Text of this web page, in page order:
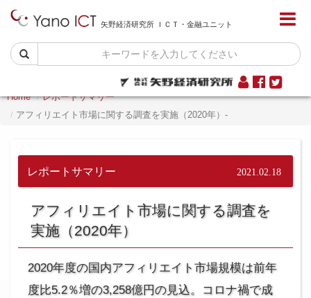
矢野経済研究所 ＩＣＴ・金融ユニット
Home
レポートサマリー
アフィリエイト市場に関する調査を実施（2020年）-
レポートサマリー 2021.02.18
アフィリエイト市場に関する調査を
実施（2020年）
2020年度の国内アフィリエイト市場規模は前年
度比5.2％増の3,258億円の見込。コロナ禍で成